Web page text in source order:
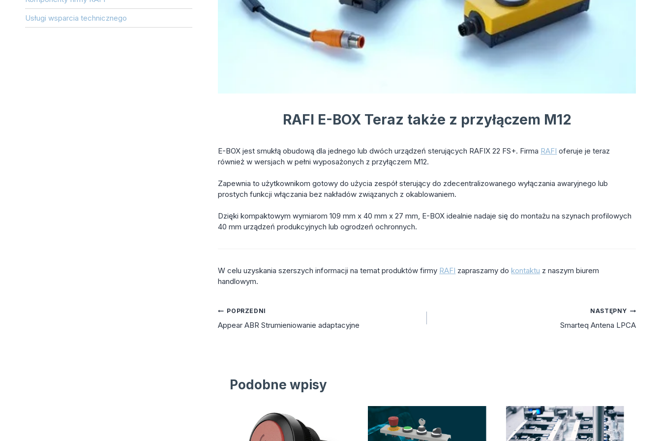
RAFI E-BOX Teraz także z przyłączem M12
E-BOX jest smukłą obudową dla jednego lub dwóch urządzeń sterujących RAFIX 22 FS+. Firma RAFI oferuje je teraz
również w wersjach w pełni wyposażonych z przyłączem M12.
Zapewnia to użytkownikom gotowy do użycia zespół sterujący do zdecentralizowanego wyłączania awaryjnego lub
prostych funkcji włączania bez nakładów związanych z okablowaniem.
Dzięki kompaktowym wymiarom 109 mm x 40 mm x 27 mm, E-BOX idealnie nadaje się do montażu na szynach profilowych
40 mm urządzeń produkcyjnych lub ogrodzeń ochronnych.
W celu uzyskania szerszych informacji na temat produktów firmy RAFI zapraszamy dokontaktu z naszym biurem
handlowym.
Nawigacja
wpisu
POPRZEDNI
Appear ABR Strumieniowanie adaptacyjne
NASTĘPNY
Smarteq Antena LPCA
Podobne wpisy
Usługi wsparcia technicznego